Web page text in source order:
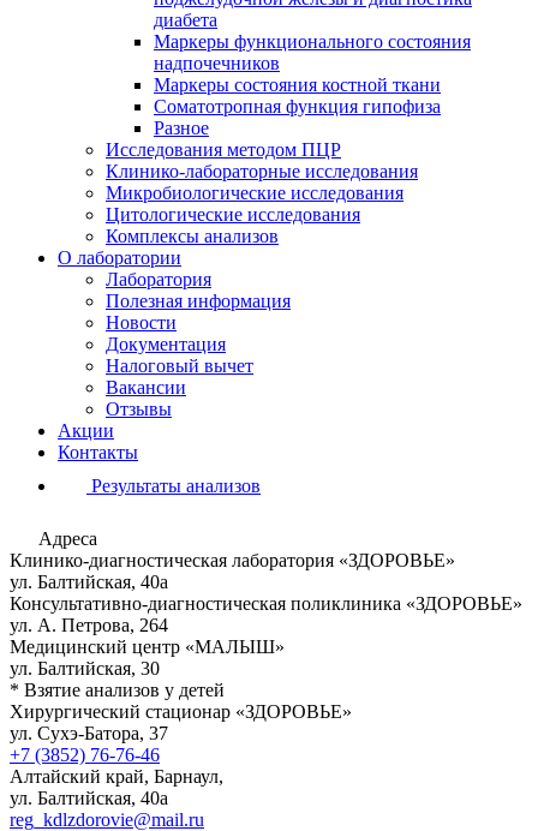
диабета
Маркеры функционального состояния
надпочечников
Маркеры состояния костной ткани
Соматотропная функция гипофиза
Разное
Исследования методом ПЦР
Клинико-лабораторные исследования
Микробиологические исследования
Цитологические исследования
Комплексы анализов
О лаборатории
Лаборатория
Полезная информация
Новости
Документация
Налоговый вычет
Вакансии
Отзывы
Акции
Контакты
Результаты анализов
Адреса
Клинико-диагностическая лаборатория «ЗДОРОВЬЕ»
ул. Балтийская, 40а
Консультативно-диагностическая поликлиника «ЗДОРОВЬЕ»
ул. А. Петрова, 264
Медицинский центр «МАЛЫШ»
ул. Балтийская, 30
* Взятие анализов у детей
Хирургический стационар «ЗДОРОВЬЕ»
ул. Сухэ-Батора, 37
+7 (3852) 76-76-46
Алтайский край, Барнаул,
ул. Балтийская, 40а
reg_kdlzdorovie@mail.ru